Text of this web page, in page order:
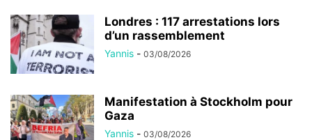
Londres : 117 arrestations lors
d’un rassemblement
Yannis - 03/08/2026
Manifestation à Stockholm pour
Gaza
Yannis - 03/08/2026